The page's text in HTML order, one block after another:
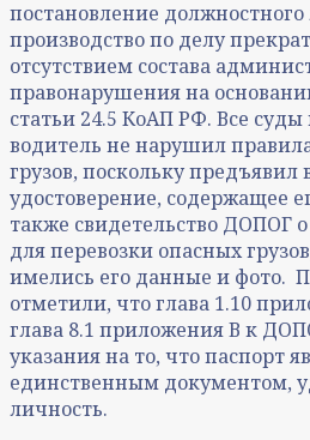
постановление
производство по делу
отсутствием состава
правонарушения на
статьи 24.5 КоАП РФ. Все суды
водитель не нарушил
грузов, поскольку предъявил
удостоверение, содержащее
также свидетельство ДОПОГ
для перевозки опасных
имелись его данные и фото.
отметили, что глава 1.10
глава 8.1 приложения В к
указания на то, что паспорт
единственным документом,
личность.